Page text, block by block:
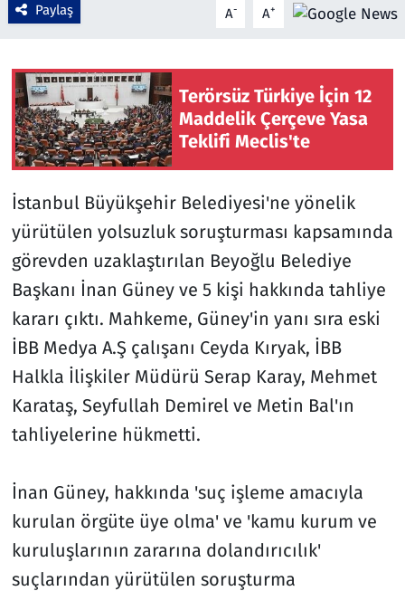
Paylaş A- A+
Terörsüz Türkiye İçin 12
Maddelik Çerçeve Yasa
Teklifi Meclis'te
İstanbul Büyükşehir Belediyesi'ne yönelik
yürütülen yolsuzluk soruşturması kapsamında
görevden uzaklaştırılan Beyoğlu Belediye
Başkanı İnan Güney ve 5 kişi hakkında tahliye
kararı çıktı. Mahkeme, Güney'in yanı sıra eski
İBB Medya A.Ş çalışanı Ceyda Kıryak, İBB
Halkla İlişkiler Müdürü Serap Karay, Mehmet
Karataş, Seyfullah Demirel ve Metin Bal'ın
tahliyelerine hükmetti.
İnan Güney, hakkında 'suç işleme amacıyla
kurulan örgüte üye olma' ve 'kamu kurum ve
kuruluşlarının zararına dolandırıcılık'
suçlarından yürütülen soruşturma